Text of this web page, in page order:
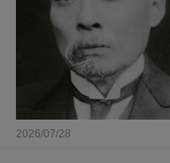
2026/07/28